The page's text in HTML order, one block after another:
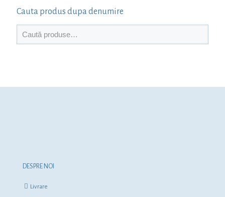
Cauta produs dupa denumire
DESPRE NOI
Livrare